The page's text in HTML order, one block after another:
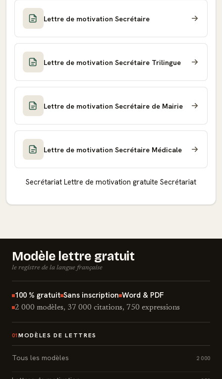
Lettre de motivation Secrétaire
Lettre de motivation Secrétaire Trilingue
Lettre de motivation Secrétaire de Mairie
Lettre de motivation Secrétaire Médicale
Secrétariat Lettre de motivation gratuite Secrétariat
Modèle lettre gratuit
le registre de la langue française
100 % gratuit Sans inscription Word & PDF
2 000 modèles, 37 000 citations, 750 expressions
01 MODÈLES DE LETTRES
Tous les modèles 2 000